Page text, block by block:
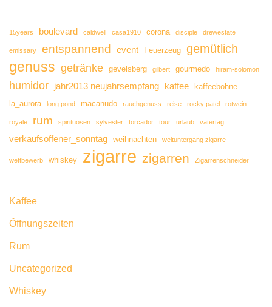
15years boulevard caldwell casa1910 corona disciple drewestate
emissary entspannend event Feuerzeug gemütlich
genuss getränke gevelsberg gilbert gourmedo hiram-solomon
humidor jahr2013 neujahrsempfang kaffee kaffeebohne
la_aurora
long pond macanudo rauchgenuss reise rocky patel rotwein
royale rum spirituosen sylvester torcador tour urlaub vatertag
verkaufsoffener_sonntag weihnachten weltuntergang zigarre
wettbewerb whiskey zigarre zigarren Zigarrenschneider
Kaffee
Öffnungszeiten
Rum
Uncategorized
Whiskey